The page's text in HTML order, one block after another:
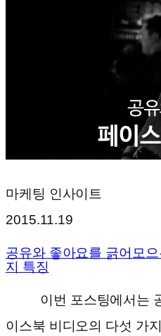
마케팅 인사이트
2015.11.19
공유와 좋아요를 긁어모
지 특징
이번 포스팅에서는 공
이스북 비디오의 다섯 가